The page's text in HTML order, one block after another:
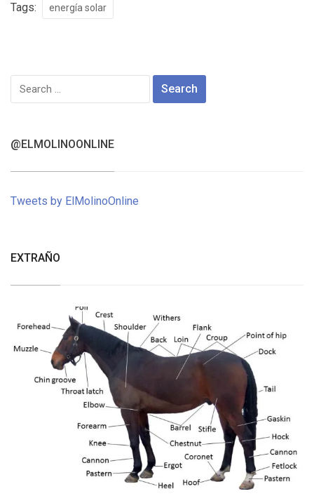
Tags: energía solar
Search
for:
@ELMOLINOONLINE
Tweets by ElMolinoOnline
EXTRAÑO